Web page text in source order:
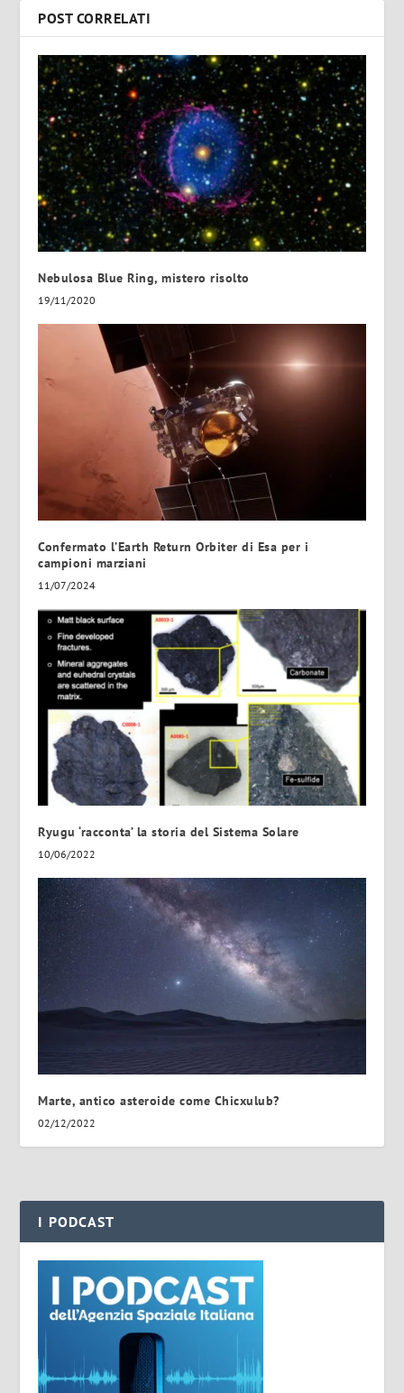
POST CORRELATI
Nebulosa Blue Ring, mistero risolto
19/11/2020
Confermato l’Earth Return Orbiter di Esa per i
campioni marziani
11/07/2024
Ryugu ‘racconta’ la storia del Sistema Solare
10/06/2022
Marte, antico asteroide come Chicxulub?
02/12/2022
I PODCAST